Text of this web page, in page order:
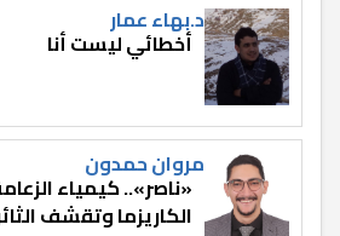
د.بهاء عمار
أخطائي ليست أنا
مروان حمدون
«ناصر».. كيمياء
الكاريزما وتقشف